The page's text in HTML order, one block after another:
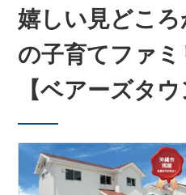
嬉しい見どころ
の子育てファミ
【ベアーズタウ